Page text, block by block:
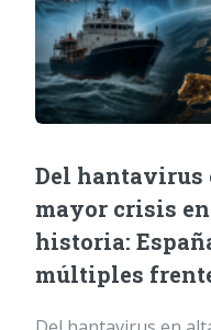
Del hantavirus
mayor crisis
historia:
múltiples